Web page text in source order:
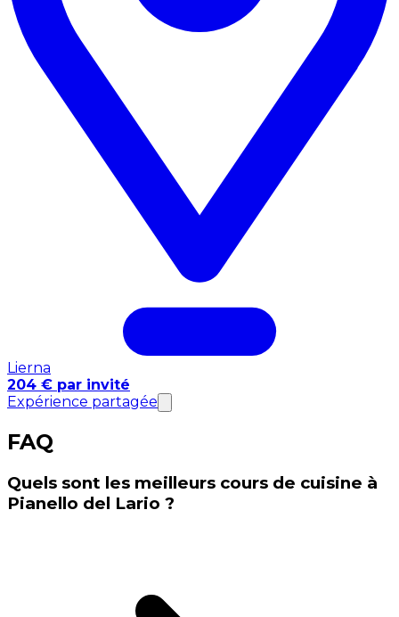
Lierna
204 € par invité
Expérience partagée
FAQ
Quels sont les meilleurs cours de cuisine à
Pianello del Lario ?